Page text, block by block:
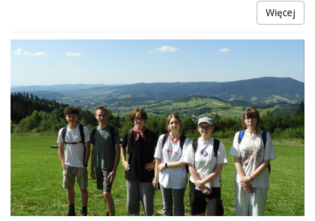
Więcej